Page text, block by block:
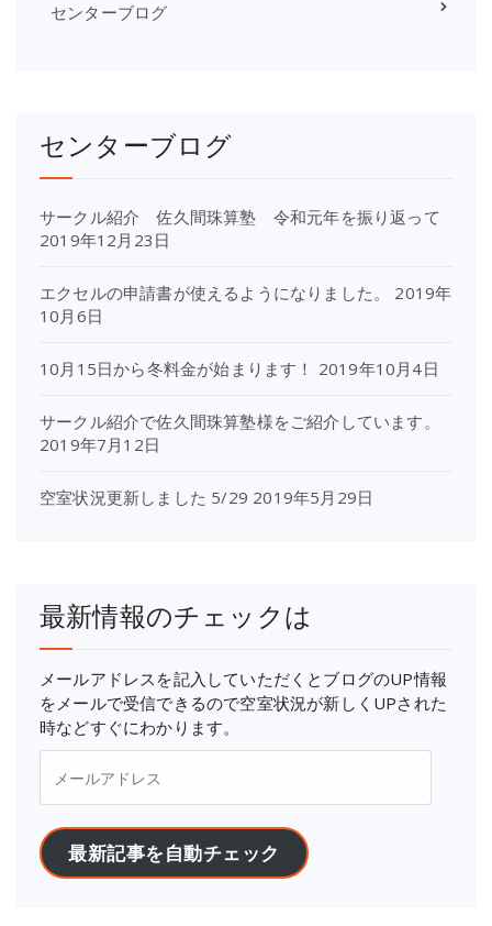
センターブログ
センターブログ
サークル紹介 佐久間珠算塾 令和元年を振り返って
2019年12月23日
エクセルの申請書が使えるようになりました。
2019年
10月6日
10月15日から冬料金が始まります！ 2019年10月4日
サークル紹介で佐久間珠算塾様をご紹介しています。
2019年7月12日
空室状況更新しました 5/29 2019年5月29日
最新情報のチェックは
メールアドレスを記入していただくとブログのUP情報
をメールで受信できるので空室状況が新しくUPされた
時などすぐにわかります。
最新記事を自動チェック